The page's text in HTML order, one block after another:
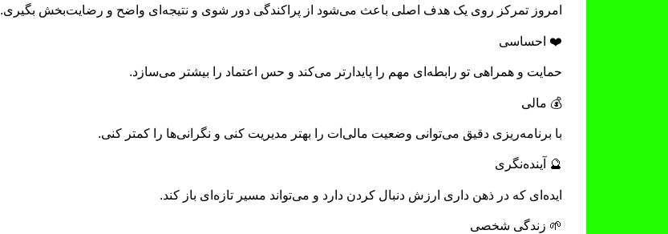
امروز تمرکز روی یک هدف اصلی باعث می‌شود از پراکندگی دور شوی و نتیجه‌ای واضح و رضایت‌بخش بگیری.
❤️ احساسی
حمایت و همراهی تو رابطه‌ای مهم را پایدارتر می‌کند و حس اعتماد را بیشتر می‌سازد.
💰 مالی
با برنامه‌ریزی دقیق می‌توانی وضعیت مالی‌ات را بهتر مدیریت کنی و نگرانی‌ها را کمتر کنی.
🔮 آینده‌نگری
ایده‌ای که در ذهن داری ارزش دنبال کردن دارد و می‌تواند مسیر تازه‌ای باز کند.
🌱 زندگی شخصی